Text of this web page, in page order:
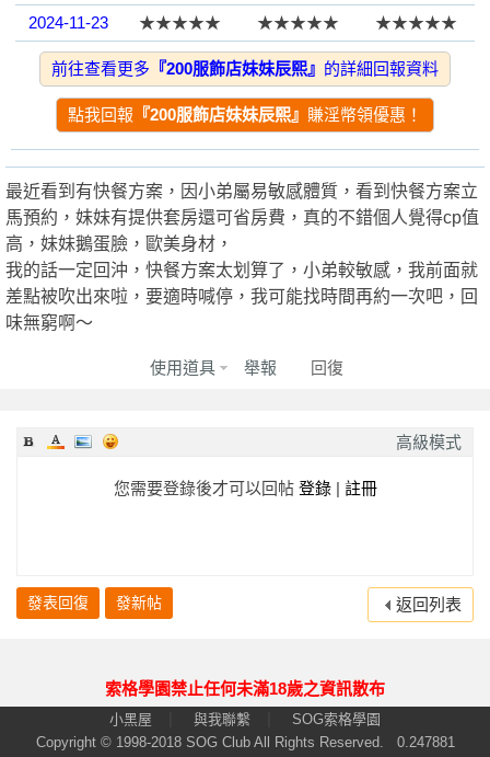
全
2024-11-23
★★★★★ ★★★★★
★★★★★
2024-10-26
★★★★★ ★★★★★
★★★★★
2024-10-18
★★★★★ ★★★★★
★★★★★
2024-10-04
★★★★★ ★★★★★
★★★★★
2024-10-01
★★★★★ ★★★★★
★★★★★
2024-10-01
★★★★★ ★★★★★
★★★★★
2024-09-27
★★★★★
2024-10-01
★★★★★ ★★★★★
★★★★★
2024-09-20
★★★★★
★★★★★ ★★★★★
★★★★★
2024-06-15
★★★★★
★★★★★
2024-04-20
★★★★★ ★★★★★
★★★★★
2024-03-22
★★★★★ ★★★★★ ★★★★★
前往查看更多 『200服飾店妹妹辰熙』 的詳細回報資料
點我回報 『200服飾店妹妹辰熙』 賺淫幣領優惠！
最近看到有快餐方案，因小弟屬易敏感體質，看到快餐方案立
馬預約，妹妹有提供套房還可省房費，真的不錯個人覺得cp值
高，妹妹鵝蛋臉，歐美身材，
我的話一定回沖，快餐方案太划算了，小弟較敏感，我前面就
差點被吹出來啦，要適時喊停，我可能找時間再約一次吧，回
味無窮啊～
回復
使用道具 舉報
高級模式
您需要登錄後才可以回帖 登錄| 註冊
發表回復 發新帖 返回列表
索格學園禁止任何未滿18歲之資訊散布
小黑屋 與我聯繫
SOG索格學園
Copyright © 1998-2018 SOG ClubAll Rights Reserved. 0.247881